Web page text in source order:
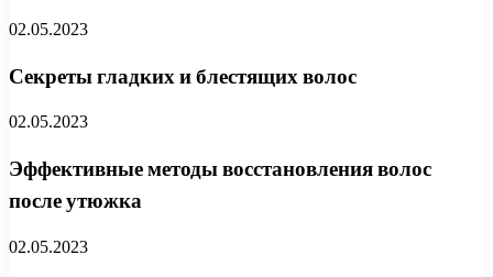
02.05.2023
Секреты гладких и блестящих волос
02.05.2023
Эффективные методы восстановления волос
после утюжка
02.05.2023